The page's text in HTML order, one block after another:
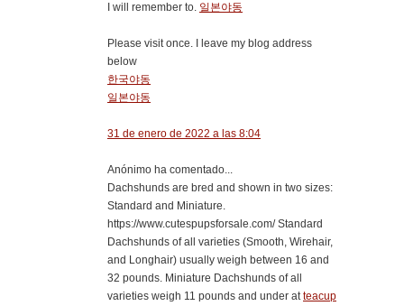
I will remember to. 일본야동
Please visit once. I leave my blog address
below
한국야동
일본야동
31 de enero de 2022 a las 8:04
Anónimo ha comentado...
Dachshunds are bred and shown in two sizes:
Standard and Miniature.
https://www.cutespupsforsale.com/ Standard
Dachshunds of all varieties (Smooth, Wirehair,
and Longhair) usually weigh between 16 and
32 pounds. Miniature Dachshunds of all
varieties weigh 11 pounds and under atteacup